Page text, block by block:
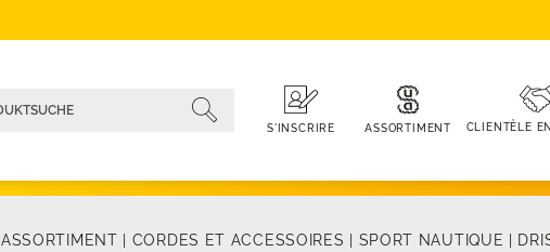
S'INSCRIRE ASSORTIMENT CLIENTÈLE
ASSORTIMENT CORDES ET ACCESSOIRES SPORT NAUTIQUE